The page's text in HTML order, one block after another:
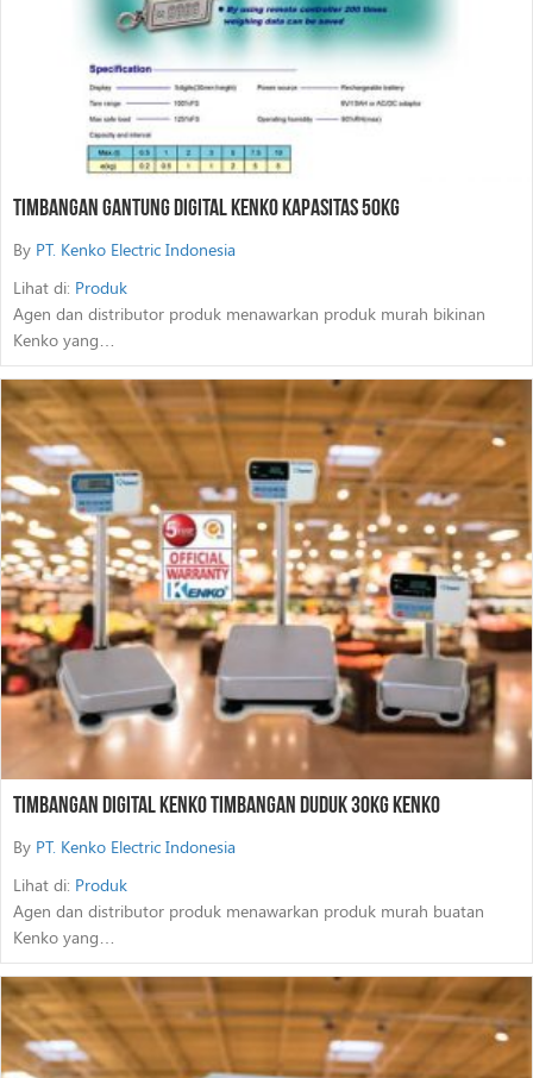
Timbangan Gantung Digital Kenko Kapasitas 50Kg
By PT. Kenko Electric Indonesia
Lihat di: Produk
Agen dan distributor produk menawarkan produk murah bikinan
Kenko yang…
Timbangan Digital Kenko Timbangan Duduk 30Kg Kenko
By PT. Kenko Electric Indonesia
Lihat di: Produk
Agen dan distributor produk menawarkan produk murah buatan
Kenko yang…